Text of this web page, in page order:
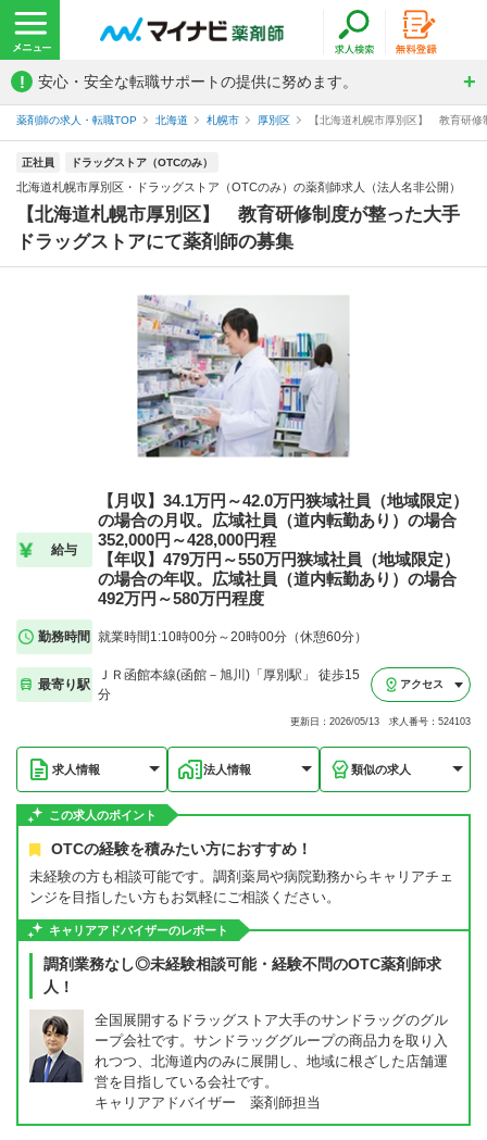
! 安心・安全な転職サポートの提供に努めます。
薬剤師の求人・転職TOP 北海道 札幌市 厚別区 【北海道札幌市厚別区】 教育研
正社員 ドラッグストア（OTCのみ）
北海道札幌市厚別区・ドラッグストア（OTCのみ）の薬剤師求人（法人名非公開）
【北海道札幌市厚別区】 教育研修制度が整った大手
ドラッグストアにて薬剤師の募集
給与
【月収】34.1万円～42.0万円狭域社員（地域限定）
の場合の月収。広域社員（道内転勤あり）の場合
352,000円～428,000円程
【年収】479万円～550万円狭域社員（地域限定）
の場合の年収。広域社員（道内転勤あり）の場合
492万円～580万円程度
勤務時間 就業時間1:10時00分～20時00分（休憩60分）
最寄り駅
ＪＲ函館本線(函館－旭川)「厚別駅」 徒歩15
分
アクセス
更新日：2026/05/13 求人番号：524103
求人情報 法人情報 類似の求人
この求人のポイント
OTCの経験を積みたい方におすすめ！
未経験の方も相談可能です。調剤薬局や病院勤務からキャリアチェ
ンジを目指したい方もお気軽にご相談ください。
キャリアアドバイザーのレポート
調剤業務なし◎未経験相談可能・経験不問のOTC薬剤師求
人！
全国展開するドラッグストア大手のサンドラッグのグル
ープ会社です。サンドラッググループの商品力を取り入
れつつ、北海道内のみに展開し、地域に根ざした店舗運
営を目指している会社です。
キャリアアドバイザー 薬剤師担当